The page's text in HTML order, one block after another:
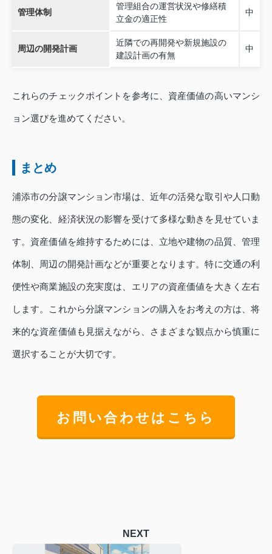
管理体制
管理組合の運営状況や修繕積
立金の適正性
中
周辺の開発計画
近隣での再開発や新規施設の
建設計画の有無
中
これらのチェックポイントを参考に、資産価値の高いマンシ
ョン選びを進めてください。
まとめ
浦添市の分譲マンション市場は、近年の活発な取引や人口動
態の変化、経済状況の影響を受けて多様な動きを見せていま
す。資産価値を維持するためには、立地や建物の品質、管理
体制、周辺の開発計画などが重要となります。特に交通の利
便性や商業施設の充実度は、エリアの資産価値を大きく左右
します。これから分譲マンションの購入をお考えの方は、将
来的な資産価値も見据えながら、さまざまな観点から慎重に
選択することが大切です。
お問い合わせはこちら
NEXT